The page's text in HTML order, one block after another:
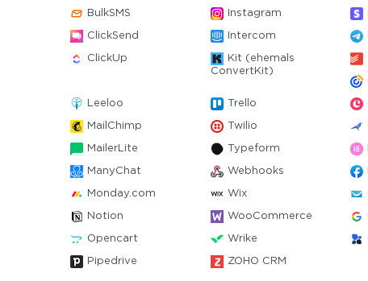
BulkSMS Instagram
ClickSend Intercom
ClickUp
Kit (ehemals
ConvertKit)
Leeloo Trello
MailChimp Twilio
MailerLite Typeform
ManyChat Webhooks
Monday.com Wix
Notion WooCommerce
Opencart Wrike
Pipedrive ZOHO CRM